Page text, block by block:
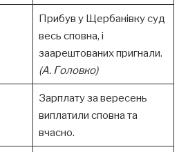
Прибув у Щербанівку суд
весь сповна, і
заарештованих пригнали.
(А. Головко)
Зарплату за вересень
виплатили сповна та
вчасно.